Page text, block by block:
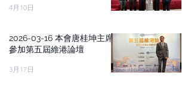
4月10日
2026-03-16 本會唐桂坤主席
參加第五屆維港論壇
3月17日